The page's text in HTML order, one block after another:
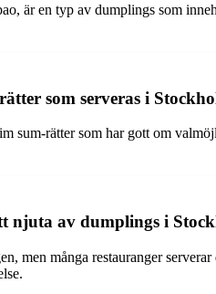
är en typ av dumplings som
som serveras i
sum-rätter som har gott om
njuta av dumplings i
men många restauranger